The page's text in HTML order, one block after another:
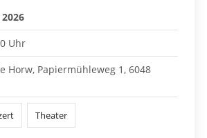
Uhr
Horw, Papiermühleweg 1, 6048
Theater